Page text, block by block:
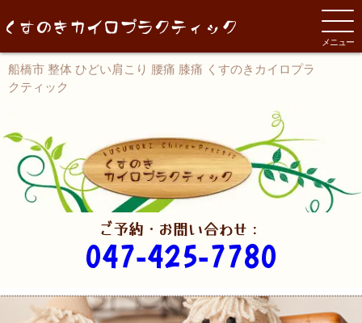
船橋市 整体 ひどい肩こり 腰痛 膝痛 くすのきカイロプラ
クティック
ご予約・お問い合わせ：
047-425-7780
メニュー